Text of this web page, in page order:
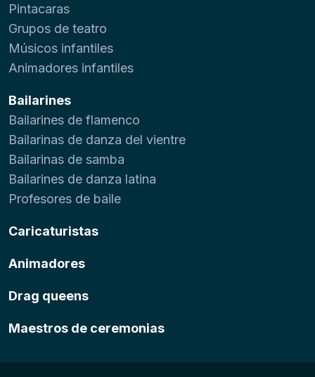
Pintacaras
Grupos de teatro
Músicos infantiles
Animadores infantiles
Bailarines
Bailarines de flamenco
Bailarinas de danza del vientre
Bailarinas de samba
Bailarines de danza latina
Profesores de baile
Caricaturistas
Animadores
Drag queens
Maestros de ceremonias